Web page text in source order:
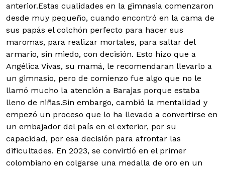
anterior.Estas cualidades en la gimnasia comenzaron
desde muy pequeño, cuando encontró en la cama de
sus papás el colchón perfecto para hacer sus
maromas, para realizar mortales, para saltar del
armario, sin miedo, con decisión. Esto hizo que a
Angélica Vivas, su mamá, le recomendaran llevarlo a
un gimnasio, pero de comienzo fue algo que no le
llamó mucho la atención a Barajas porque estaba
lleno de niñas.Sin embargo, cambió la mentalidad y
empezó un proceso que lo ha llevado a convertirse en
un embajador del país en el exterior, por su
capacidad, por esa decisión para afrontar las
dificultades. En 2023, se convirtió en el primer
colombiano en colgarse una medalla de oro en un